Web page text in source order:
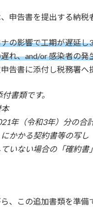
申告書を提出する納税
の影響で工期が遅延
れ、and/or 感染者の発
告書に添付し税務署へ
書類です。
年（令和3年）分の合
かかる契約書等の写し
ていない場合の「確約
、この追加書類を準備